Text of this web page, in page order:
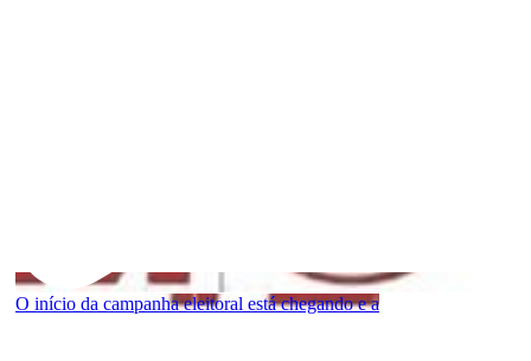
O início da campanha eleitoral está chegando e a